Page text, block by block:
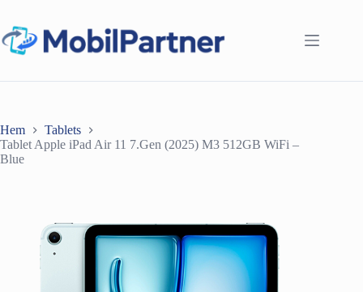
innehåll
Hem
Tablets
Tablet Apple iPad Air 11 7.Gen (2025) M3 512GB WiFi –
Blue